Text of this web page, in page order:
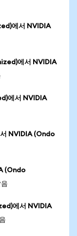
에서 NVIDIA
에서 NVIDIA
에서 NVIDIA
NVIDIA (Ondo
(Ondo
에서 NVIDIA